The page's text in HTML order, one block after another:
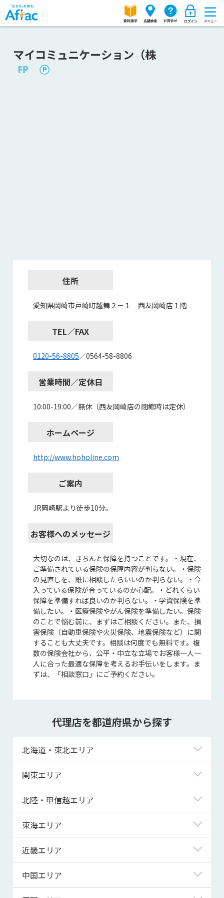
マイコミュニケーション（株
住所
愛知県岡崎市戸崎町越舞２－１ 西友岡崎店１階
TEL／FAX
0120-56-8805／0564-58-8806
営業時間／定休日
10:00-19:00／無休（西友岡崎店の閉館時は定休）
ホームページ
http://www.hoholine.com
ご案内
JR岡崎駅より徒歩10分。
お客様へのメッセージ
大切なのは、きちんと保障を持つことです。・現在、
ご準備されている保険の保障内容が判らない。・保険
の見直しを、誰に相談したらいいのか判らない。・今
入っている保険が合っているのか心配。・どれくらい
保障を準備すれば良いのか判らない。・学資保険を準
備したい。・医療保険やがん保険を準備したい。保険
のことで悩む前に、まずはご相談ください。また、損
害保険（自動車保険や火災保険、地震保険など）に関
することも大丈夫です。相談は何度でも無料です。複
数の保険会社から、公平・中立な立場でお客様一人一
人に合った最適な保障を考えるお手伝いをします。ま
ずは、「相談窓口」にご予約ください。
代理店を都道府県から探す
北海道・東北エリア
北海道
青森県
宮城県
秋田県
山形県
関東エリア
東京都
神奈川県
埼玉県
千葉県
茨城県
北陸・甲信越エリア
新潟県
富山県
福井県
東海エリア
岐阜県
静岡県
近畿エリア
滋賀県
中国エリア